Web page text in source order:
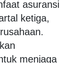
asuransi
ketiga,
menjaga